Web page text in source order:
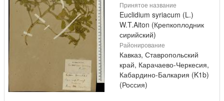
Принятое название
Euclidium syriacum (L.)
W.T.Aiton (Крепкоплодник
сирийский)
Районирование
Кавказ, Ставропольский
край, Карачаево-Черкесия,
Кабардино-Балкария (K1b)
(Россия)